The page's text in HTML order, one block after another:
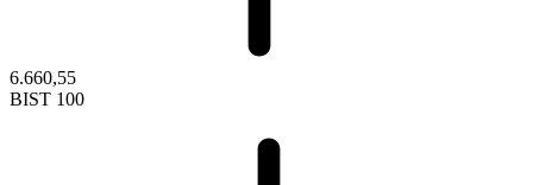
6.660,55
BIST 100